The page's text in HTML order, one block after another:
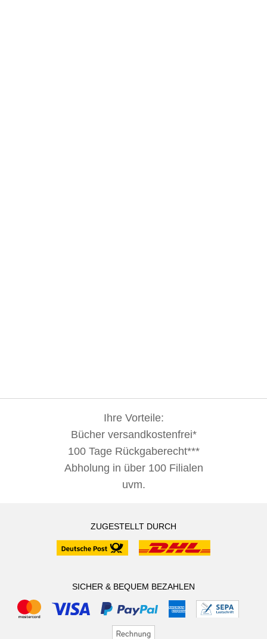
Ihre Vorteile:
Bücher versandkostenfrei*
100 Tage Rückgaberecht***
Abholung in über 100 Filialen
uvm.
ZUGESTELLT DURCH
SICHER & BEQUEM BEZAHLEN